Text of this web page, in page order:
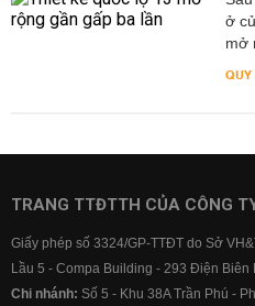
ở
mở
TRANG TTĐTTH CỦA CÔNG
Giấy phép số 3324/GP-TTĐT do Sở
Lầu 5 - Compa Building - 293 Điện Biên
Chi nhánh: Số 5 - Khu 38A Trần Phú -